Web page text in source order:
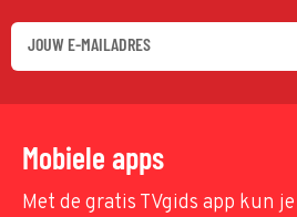
Mobiele apps
Met de gratis TVgids app kun